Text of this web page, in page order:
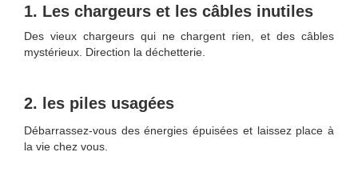
1. Les chargeurs et les câbles inutiles
Des vieux chargeurs qui ne chargent rien, et des câbles
mystérieux. Direction la déchetterie.
2. les piles usagées
Débarrassez-vous des énergies épuisées et laissez place à
la vie chez vous.